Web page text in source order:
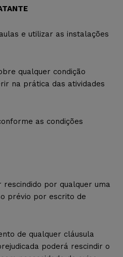
e utilizar as instalações
qualquer condição
na prática das atividades
as condições
por qualquer uma
prévio por escrito de
de qualquer cláusula
poderá rescindir o